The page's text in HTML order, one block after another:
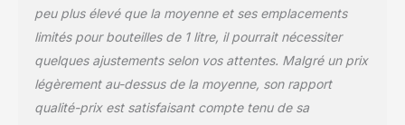
variable : grâce aux
sangles de compression
sur tout le pourtour, le
volume de l'ALPHA peut
être ajusté en continu de
18 à 45 litres. Nous
peu plus élevé que la moyenne et ses emplacements
limités pour bouteilles de 1 litre, il pourrait nécessiter
quelques ajustements selon vos attentes. Malgré un prix
légèrement au-dessus de la moyenne, son rapport
qualité-prix est satisfaisant compte tenu de sa